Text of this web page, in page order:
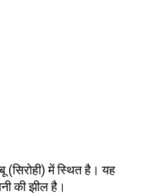
(सिरोही) में स्थित है। यह
की झील है।